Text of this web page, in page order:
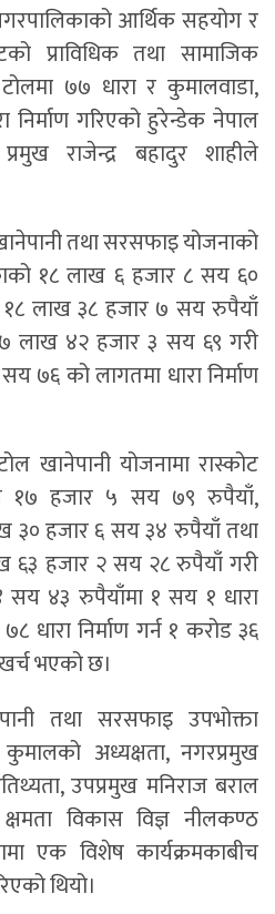
आर्थिक सहयोग र
प्राविधिक तथा सामाजिक
७७ धारा र कुमालवाडा,
गरिएको हुरेन्डेक नेपाल
राजेन्द्र बहादुर शाहीले
तथा सरसफाइ योजनाको
१८ लाख ६ हजार ८ सय ६०
१८ लाख ३८ हजार ७ सय रुपैयाँ
लाख ४२ हजार ३ सय ६९ गरी
७६ को लागतमा धारा निर्माण
खानेपानी योजनामा रास्कोट
१७ हजार ५ सय ७९ रुपैयाँ,
३० हजार ६ सय ३४ रुपैयाँ तथा
६३ हजार २ सय २८ रुपैयाँ गरी
४३ रुपैयाँमा १ सय १ धारा
धारा निर्माण गर्न १ करोड ३६
भएको छ।
तथा सरसफाइ उपभोक्ता
अध्यक्षता, नगरप्रमुख
उपप्रमुख मनिराज बराल
विकास विज्ञ नीलकण्ठ
एक विशेष कार्यक्रमकाबीच
थियो।